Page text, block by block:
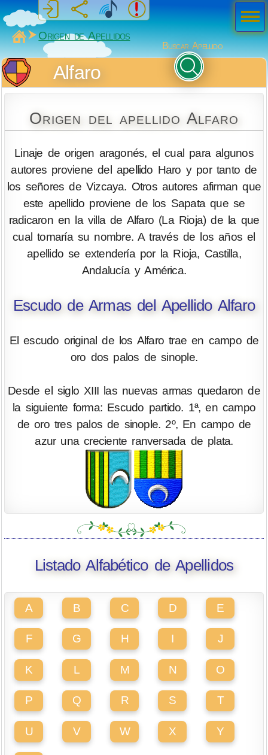
MiSabueso
Origen de Apellidos
Buscar Apellido
Alfaro
Origen del apellido Alfaro
Linaje de origen aragonés, el cual para algunos
autores proviene del apellido Haro y por tanto de
los señores de Vizcaya. Otros autores afirman que
este apellido proviene de los Sapata que se
radicaron en la villa de Alfaro (La Rioja) de la que
cual tomaría su nombre. A través de los años el
apellido se extendería por la Rioja, Castilla,
Andalucía y América.
Escudo de Armas del Apellido Alfaro
El escudo original de los Alfaro trae en campo de
oro dos palos de sinople.
Desde el siglo XIII las nuevas armas quedaron de
la siguiente forma: Escudo partido. 1ª, en campo
de oro tres palos de sinople. 2º, En campo de
azur una creciente ranversada de plata.
Listado Alfabético de Apellidos
A B C D E
F G H I J
K L M N O
P Q R S T
U V W X Y
Men
ú